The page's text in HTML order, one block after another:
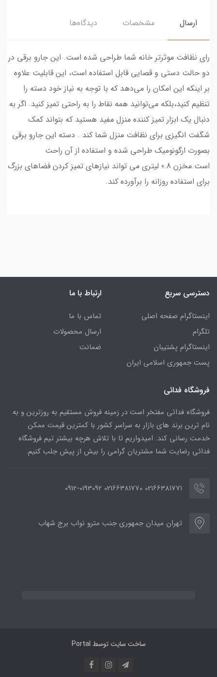
ارسال مشخصات دیدگاه‌ها
رای نظافت موثرتر خانه شما طراحی شده است. این جارو برقی در
دو حالت دستی و قصایی قابل استفاده است، این قابلیت علاوه
بر اینکه این امکان را می‌دهد که با توجه به نیاز خود دسته را
تنظیم کنید،بلکه می‌توانید همه نقاط را به راحتی تمیز کنید. اگر به
دنبال یک ابزار تمیز کننده منزل مفید هستید که بتواند کمک
شگفت انگیزی برای نظافت منزل شما کند . دسته این جارو برقی
بصورت ارگونومیک طراحی شده و استفاده از آن راحت
است.مخزن 0.8 لیتری می تواند نیازهای تمیز کردن فضاهای بزرگ
برای استفاده روزانه را برآورده کند.
دسترسی سریع
اینستاگرام صفحه اصلی
تلگرام
اینستاگرام پشتیبان
پست جمهوری اسلامی ایران
ارتباط با ما
تماس با ما
ارسال محصولات
ضمانت
فروشگاه فدائی
فروشگاه فدائی مفتخر است در زمینه فروش مستقیم به روزترین و به
نام ترین برند های بازار به سراسر کشور با کمترین قیمت ممکن
خدمت رسانی کند. امیدواریم تا با تلاش هرچه بیشتر تیم فروشگاه
فدائی رضایت شما مشتریان گرامی را بیش از پیش جلب کنیم.
02166381771 02166381770 0912-0193092
تهران میدان جمهوری جنب مترو نواب برج شهاب
ساخت سایت توسط Portal